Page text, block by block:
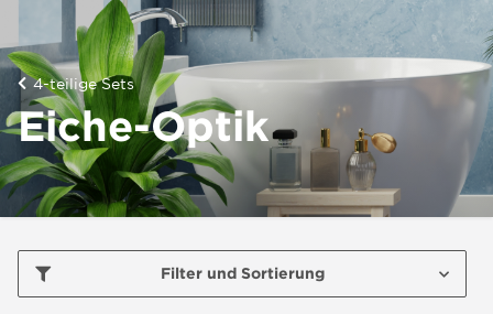
4-teilige Sets
Eiche-Optik
Filter und Sortierung